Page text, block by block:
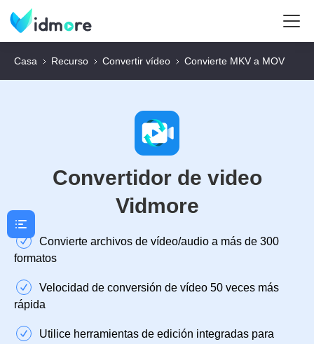
Casa Recurso Convertir vídeo Convierte MKV a MOV
Convertidor de video
Vidmore
Convierte archivos de vídeo/audio a más de 300
formatos
Velocidad de conversión de vídeo 50 veces más
rápida
Utilice herramientas de edición integradas para